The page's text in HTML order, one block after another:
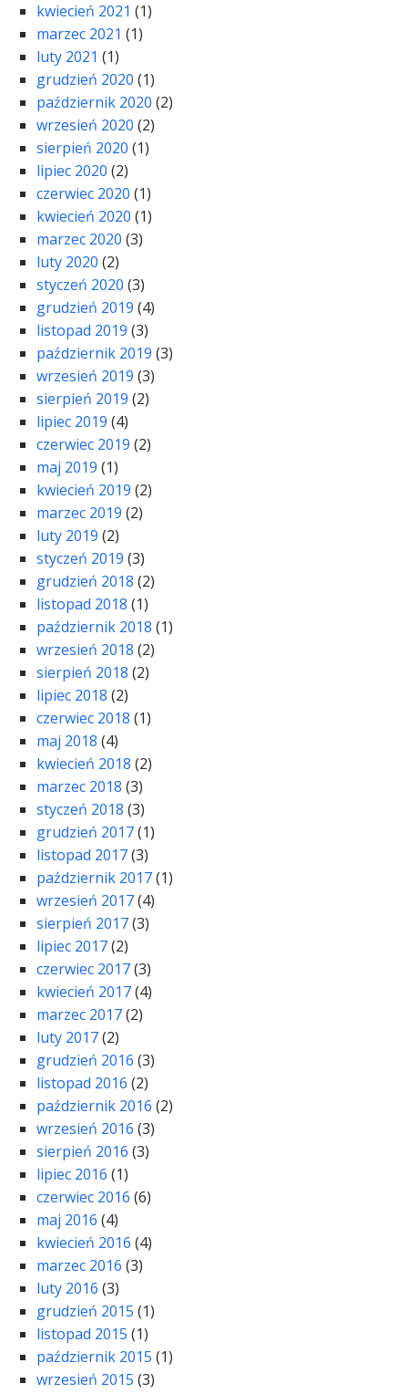
kwiecień 2021 (1)
marzec 2021 (1)
luty 2021 (1)
grudzień 2020 (1)
październik 2020 (2)
wrzesień 2020 (2)
sierpień 2020 (1)
lipiec 2020 (2)
czerwiec 2020 (1)
kwiecień 2020 (1)
marzec 2020 (3)
luty 2020 (2)
styczeń 2020 (3)
grudzień 2019 (4)
listopad 2019 (3)
październik 2019 (3)
wrzesień 2019 (3)
sierpień 2019 (2)
lipiec 2019 (4)
czerwiec 2019 (2)
maj 2019 (1)
kwiecień 2019 (2)
marzec 2019 (2)
luty 2019 (2)
styczeń 2019 (3)
grudzień 2018 (2)
listopad 2018 (1)
październik 2018 (1)
wrzesień 2018 (2)
sierpień 2018 (2)
lipiec 2018 (2)
czerwiec 2018 (1)
maj 2018 (4)
kwiecień 2018 (2)
marzec 2018 (3)
styczeń 2018 (3)
grudzień 2017(1)
listopad 2017(3)
październik 2017(1)
wrzesień 2017(4)
sierpień 2017(3)
lipiec 2017(2)
czerwiec 2017(3)
kwiecień 2017(4)
marzec 2017(2)
luty 2017(2)
grudzień 2016 (3)
listopad 2016 (2)
październik 2016 (2)
wrzesień 2016 (3)
sierpień 2016 (3)
lipiec 2016 (1)
czerwiec 2016 (6)
maj 2016 (4)
kwiecień 2016 (4)
marzec 2016 (3)
luty 2016 (3)
grudzień 2015 (1)
listopad 2015 (1)
październik 2015 (1)
wrzesień 2015 (3)